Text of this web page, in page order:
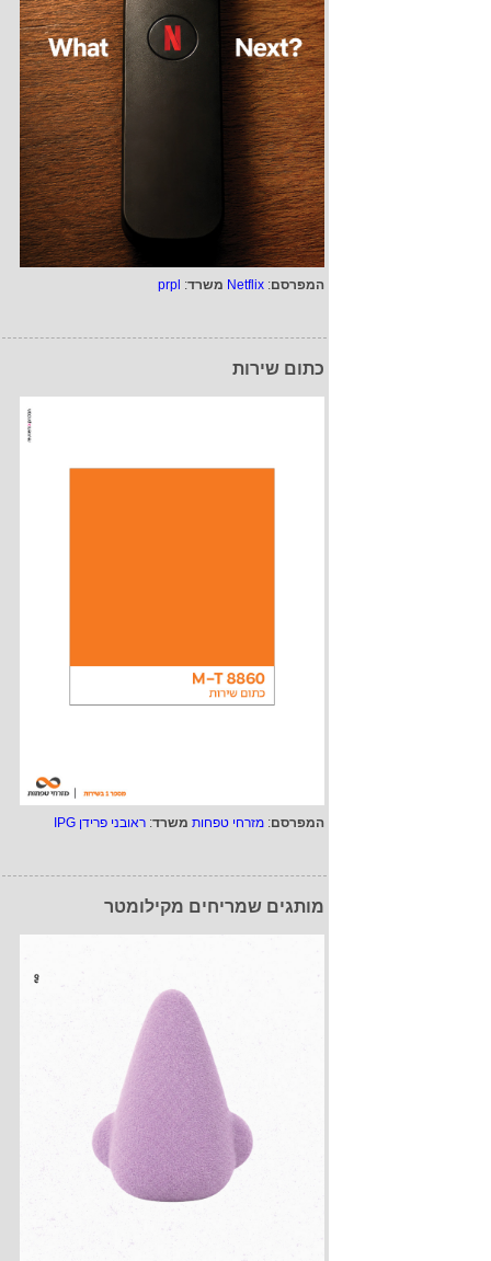
המפרסם:
Netflix משרד:
prpl
כתום שירות
המפרסם: מזרחי טפחות משרד: ראובני פרידן IPG
מותגים שמריחים מקילומטר